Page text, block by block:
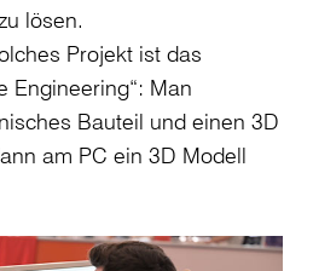
lösen.
Projekt ist das
Engineering“: Man
Bauteil und einen 3D
am PC ein 3D Modell